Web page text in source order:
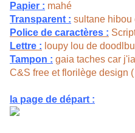
Papier : mahé
Transparent : sultane hibou
Police de caractères :
Lettre : loupy lou de
Tampon : gaia taches car
C&S free et florilège design
la page de départ :